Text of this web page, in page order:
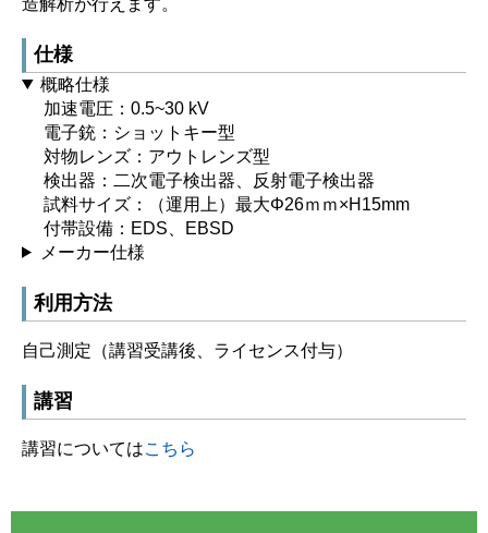
仕様
概略仕様
加速電圧：0.5~30 kV
電子銃：ショットキー型
対物レンズ：アウトレンズ型
検出器：二次電子検出器、反射電子検出器
試料サイズ：（運用上）最大Φ26ｍｍ×H15mm
付帯設備：EDS、EBSD
メーカー仕様
利用方法
自己測定（講習受講後、ライセンス付与）
講習
講習についてはこちら